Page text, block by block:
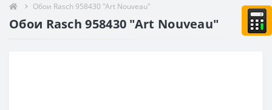
Обои Rasch 958430 "Art Nouveau"
Обои Rasch 958430 "Art Nouveau"